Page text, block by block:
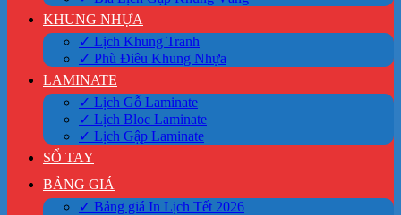
KHUNG NHỰA
✓ Lịch Khung Tranh
✓ Phù Điêu Khung Nhựa
LAMINATE
✓ Lịch Gỗ Laminate
✓ Lịch Bloc Laminate
✓ Lịch Gập Laminate
SỔ TAY
BẢNG GIÁ
✓ Bảng giá In Lịch Tết 2026